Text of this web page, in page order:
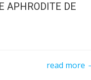
APHRODITE DE
read more